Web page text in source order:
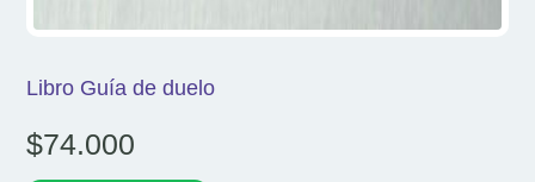
Libro Guía de duelo
$74.000